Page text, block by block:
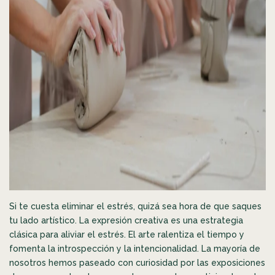
Si te cuesta eliminar el estrés, quizá sea hora de que saques
tu lado artístico. La expresión creativa es una estrategia
clásica para aliviar el estrés. El arte ralentiza el tiempo y
fomenta la introspección y la intencionalidad. La mayoría de
nosotros hemos paseado con curiosidad por las exposiciones